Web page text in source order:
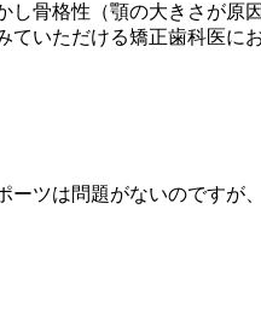
骨格性（顎の大きさが
いただける矯正歯科医に
ツは問題がないのです